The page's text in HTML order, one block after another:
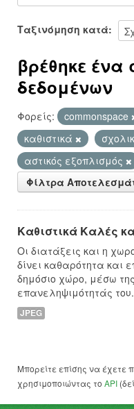
Σχετικά
Ταξινόμηση κατά
βρέθηκε ένα
δεδομένων
Φορείς: commonspace
καθιστικά
αστικός εξοπλισμός
Φίλτρα
Καθιστικά Καλές
Οι διατάξεις και η
δίνει καθαρότητα και
δημόσιο χώρο, μέσω
επανεληψιμότητάς του.
JPEG
Μπορείτε επίσης να έχετε
χρησιμοποιώντας το API